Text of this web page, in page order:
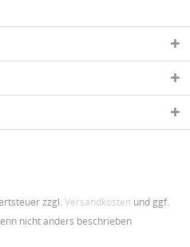
zzgl. Versandkosten und ggf.
nicht anders beschrieben